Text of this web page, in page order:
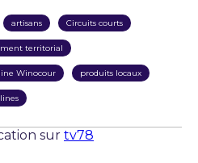
artisans Circuits courts
territorial
Winocour produits locaux
sur tv78